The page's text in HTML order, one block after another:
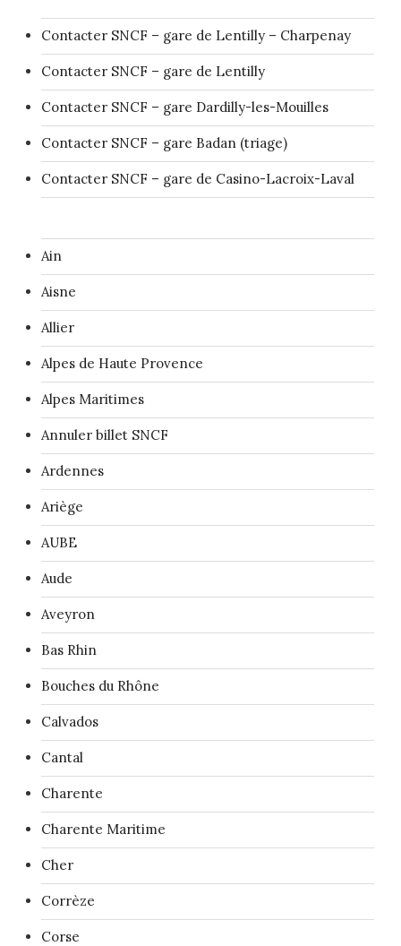
Contacter SNCF – gare de Lentilly – Charpenay
Contacter SNCF – gare de Lentilly
Contacter SNCF – gare Dardilly-les-Mouilles
Contacter SNCF – gare Badan (triage)
Contacter SNCF – gare de Casino-Lacroix-Laval
Ain
Aisne
Allier
Alpes de Haute Provence
Alpes Maritimes
Annuler billet SNCF
Ardennes
Ariège
AUBE
Aude
Aveyron
Bas Rhin
Bouches du Rhône
Calvados
Cantal
Charente
Charente Maritime
Cher
Corrèze
Corse